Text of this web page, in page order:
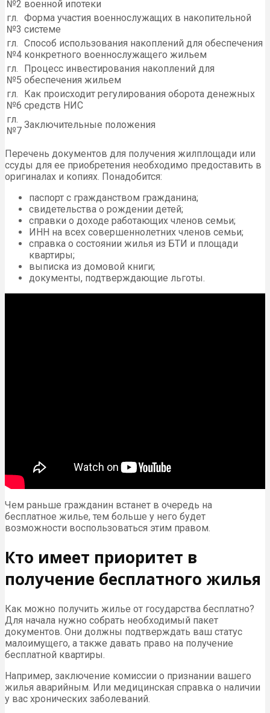
№2 военной ипотеки
гл.
№3
Форма участия военнослужащих в накопительной
системе
гл.
№4
Способ использования накоплений для обеспечения
конкретного военнослужащего жильем
гл.
№5
Процесс инвестирования накоплений для
обеспечения жильем
гл.
№6
Как происходит регулирования оборота денежных
средств НИС
гл.
№7
Заключительные положения
Перечень документов для получения жилплощади или
ссуды для ее приобретения необходимо предоставить в
оригиналах и копиях. Понадобится:
паспорт с гражданством гражданина;
свидетельства о рождении детей;
справки о доходе работающих членов семьи;
ИНН на всех совершеннолетних членов семьи;
справка о состоянии жилья из БТИ и площади
квартиры;
выписка из домовой книги;
документы, подтверждающие льготы.
Чем раньше гражданин встанет в очередь на
бесплатное жилье, тем больше у него будет
возможности воспользоваться этим правом.
Кто имеет приоритет в
получение бесплатного жилья
Как можно получить жилье от государства бесплатно?
Для начала нужно собрать необходимый пакет
документов. Они должны подтверждать ваш статус
малоимущего, а также давать право на получение
бесплатной квартиры.
Например, заключение комиссии о признании вашего
жилья аварийным. Или медицинская справка о наличии
у вас хронических заболеваний.